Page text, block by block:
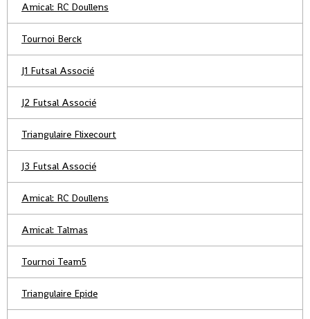
Amical: RC Doullens
Tournoi Berck
J1 Futsal Associé
J2 Futsal Associé
Triangulaire Flixecourt
J3 Futsal Associé
Amical: RC Doullens
Amical: Talmas
Tournoi Team5
Triangulaire Epide